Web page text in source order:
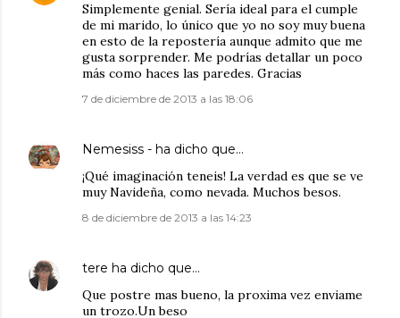
Simplemente genial. Sería ideal para el cumple
de mi marido, lo único que yo no soy muy buena
en esto de la repostería aunque admito que me
gusta sorprender. Me podrías detallar un poco
más como haces las paredes. Gracias
7 de diciembre de 2013 a las 18:06
Nemesiss - ha dicho que…
¡Qué imaginación teneis! La verdad es que se ve
muy Navideña, como nevada. Muchos besos.
8 de diciembre de 2013 a las 14:23
tere ha dicho que…
Que postre mas bueno, la proxima vez enviame
un trozo.Un beso